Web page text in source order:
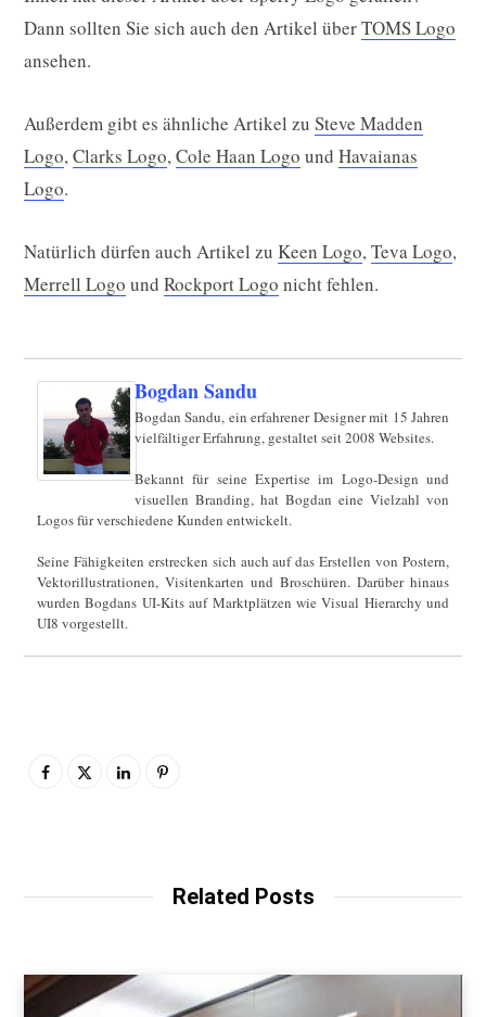
Dann sollten Sie sich auch den Artikel überTOMS Logo
ansehen.
Außerdem gibt es ähnliche Artikel zu Steve Madden
Logo,Clarks Logo,Cole Haan Logo und Havaianas
Logo.
Natürlich dürfen auch Artikel zu Keen Logo,Teva Logo,
Merrell Logo und Rockport Logo nicht fehlen.
Bogdan Sandu
Bogdan Sandu, ein erfahrener Designer mit 15 Jahren
vielfältiger Erfahrung, gestaltet seit 2008 Websites.
Bekannt für seine Expertise im Logo-Design und
visuellen Branding, hat Bogdan eine Vielzahl von
Logos für verschiedene Kunden entwickelt.
Seine Fähigkeiten erstrecken sich auch auf das Erstellen von Postern,
Vektorillustrationen, Visitenkarten und Broschüren. Darüber hinaus
wurden Bogdans UI-Kits auf Marktplätzen wie Visual Hierarchy und
UI8 vorgestellt.
Related Posts